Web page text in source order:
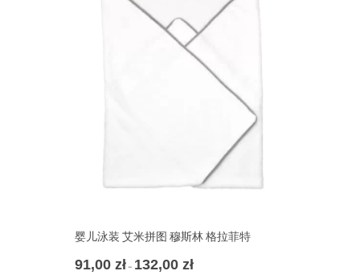
婴儿泳装 艾米拼图 穆斯林 格拉菲特
91,00 zł– 132,00 zł价